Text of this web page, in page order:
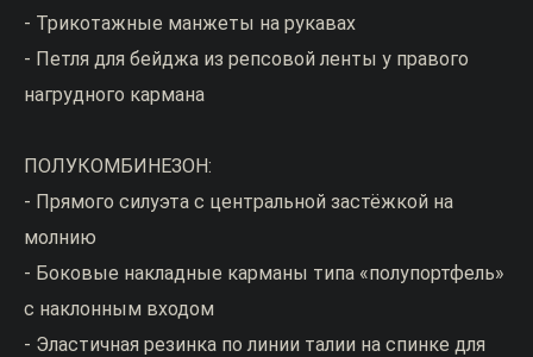
- Трикотажные манжеты на рукавах
- Петля для бейджа из репсовой ленты у правого
нагрудного кармана
ПОЛУКОМБИНЕЗОН:
- Прямого силуэта с центральной застёжкой на
молнию
- Боковые накладные карманы типа «полупортфель»
с наклонным входом
- Эластичная резинка по линии талии на спинке для